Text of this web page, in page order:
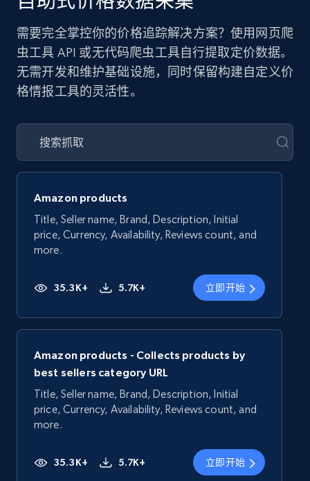
需要完全掌控你的价格追踪解决方案？使用网页爬
虫工具 API 或无代码爬虫工具自行提取定价数据。
无需开发和维护基础设施，同时保留构建自定义价
格情报工具的灵活性。
Amazon products
Title, Seller name, Brand, Description, Initial
price, Currency, Availability, Reviews count, and
more.
35.3K+ 5.7K+ 立即开始
Amazon products - Collects products by
best sellers category URL
Title, Seller name, Brand, Description, Initial
price, Currency, Availability, Reviews count, and
more.
35.3K+ 5.7K+ 立即开始